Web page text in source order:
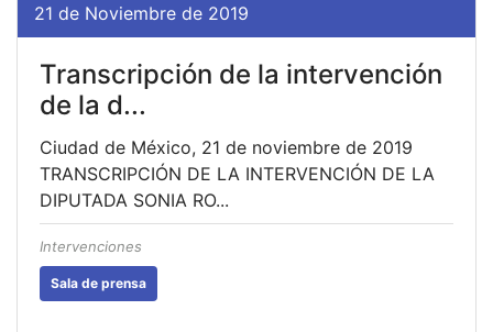
21 de Noviembre de 2019
Transcripción de la intervención
de la d...
Ciudad de México, 21 de noviembre de 2019
TRANSCRIPCIÓN DE LA INTERVENCIÓN DE LA
DIPUTADA SONIA RO...
Intervenciones
Sala de prensa